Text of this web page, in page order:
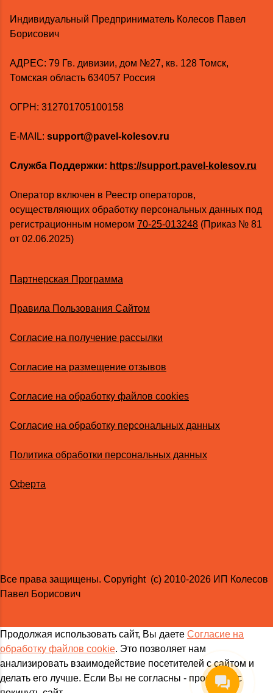
Индивидуальный Предприниматель Колесов Павел
Борисович
AДРЕС: 79 Гв. дивизии, дом №27, кв. 128 Томск,
Томская область 634057 Россия
ОГРН: 312701705100158
E-MAIL: support@pavel-kolesov.ru
Служба Поддержки: https://support.pavel-kolesov.ru
Оператор включен в Реестр операторов,
осуществляющих обработку персональных данных под
регистрационным номером 70-25-013248 (Приказ № 81
от 02.06.2025)
Партнерская Программа
Правила Пользования Сайтом
Согласие на получение рассылки
Согласие на размещение отзывов
Согласие на обработку файлов cookies
Согласие на обработку персональных данных
Политика обработки персональных данных
Оферта
Все права защищены. Copyright (с) 2010-2026 ИП Колесов
Павел Борисович
Продолжая использовать сайт, Вы даете Согласие на
обработку файлов cookie. Это позволяет нам
анализировать взаимодействие посетителей с сайтом и
делать его лучше. Если Вы не согласны - просим Вас